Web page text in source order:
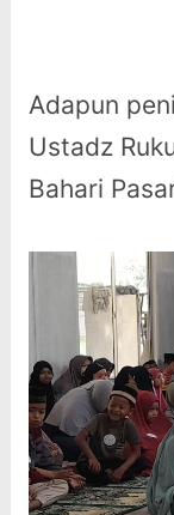
Adapun
Ustadz
Bahari